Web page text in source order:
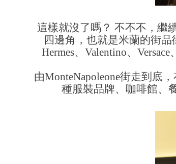
這樣就沒了嗎？ 不不不，繼
四邊角，也就是米蘭的街品
Hermes、Valentino、
由MonteNapoleone街走到底
種服裝品牌、咖啡館、